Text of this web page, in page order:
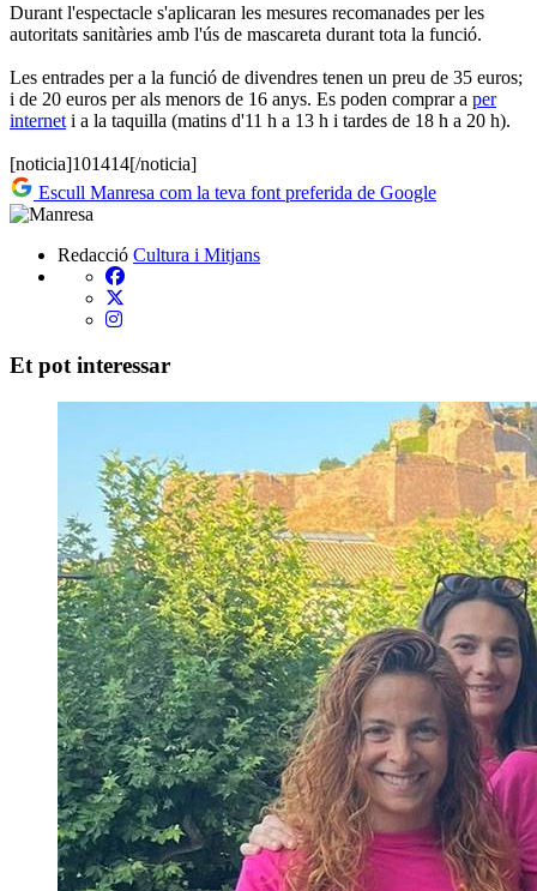
Durant l'espectacle s'aplicaran les mesures recomanades per les
autoritats sanitàries amb l'ús de mascareta durant tota la funció.
Les entrades per a la funció de divendres tenen un preu de 35 euros;
i de 20 euros per als menors de 16 anys. Es poden comprar a per
internet i a la taquilla (matins d'11 h a 13 h i tardes de 18 h a 20 h).
[noticia]101414[/noticia]
Escull Manresa com la teva font preferida de Google
Redacció Cultura i Mitjans
Et pot interessar